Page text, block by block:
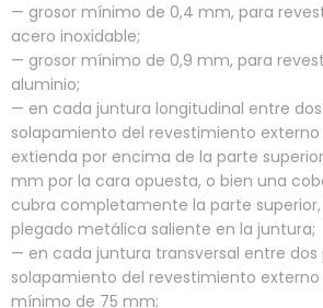
— grosor mínimo de 0,4 mm, para
acero inoxidable;
— grosor mínimo de 0,9 mm, para
aluminio;
— en cada juntura longitudinal entre
solapamiento del revestimiento
extienda por encima de la parte
mm por la cara opuesta, o bien una
cubra completamente la parte
plegado metálica saliente en la juntura;
— en cada juntura transversal entre dos
solapamiento del revestimiento
mínimo de 75 mm;